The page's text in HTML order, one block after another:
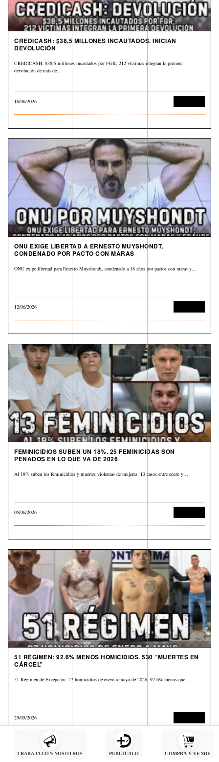
CREDICASH: $38,5 MILLONES INCAUTADOS. INICIAN
DEVOLUCIÓN
CREDICASH: $38,5 millones incautados por FGR; 212 víctimas integran la primera
devolución de más de…
16/06/2026
ONU EXIGE LIBERTAD A ERNESTO MUYSHONDT,
CONDENADO POR PACTO CON MARAS
ONU exige libertad para Ernesto Muyshondt, condenado a 18 años por pactos con maras y…
12/06/2026
FEMINICIDIOS SUBEN UN 18%. 25 FEMINICIDAS SON
PENADOS EN LO QUE VA DE 2026
Al 18% suben los feminicidios y muertes violentas de mujeres: 13 casos entre enero y…
05/06/2026
51 RÉGIMEN: 92.6% MENOS HOMICIDIOS. 530 “MUERTES EN
CÁRCEL”
51 Régimen de Excepción: 27 homicidios de enero a mayo de 2026, 92.6% menos que…
29/05/2026
TRABAJA CON NOSOTROS PUBLÍCALO COMPRA Y VENDE